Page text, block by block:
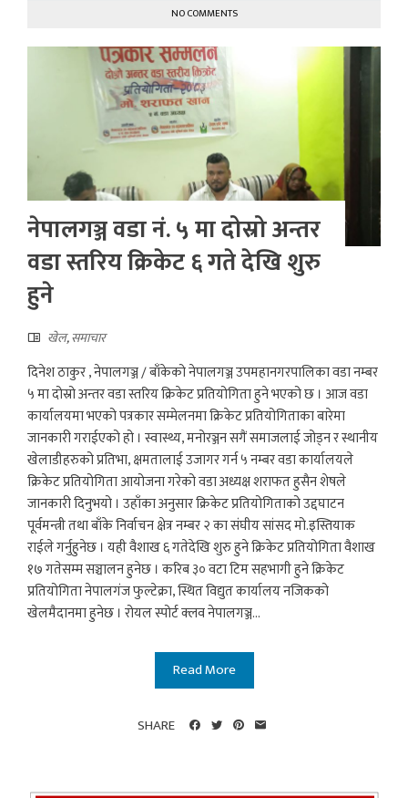
NO COMMENTS
नेपालगञ्ज वडा नं. ५ मा दोस्रो अन्तर
वडा स्तरिय क्रिकेट ६ गते देखि शुरु
हुने
खेल,समाचार
दिनेश ठाकुर , नेपालगञ्ज / बाँकेको नेपालगञ्ज उपमहानगरपालिका वडा नम्बर
५ मा दोस्रो अन्तर वडा स्तरिय क्रिकेट प्रतियोगिता हुने भएको छ । आज वडा
कार्यालयमा भएको पत्रकार सम्मेलनमा क्रिकेट प्रतियोगिताका बारेमा
जानकारी गराईएको हो । स्वास्थ्य, मनोरञ्जन सगैं समाजलाई जोड्न र स्थानीय
खेलाडीहरुको प्रतिभा, क्षमतालाई उजागर गर्न ५ नम्बर वडा कार्यालयले
क्रिकेट प्रतियोगिता आयोजना गरेको वडा अध्यक्ष शराफत हुसैन शेषले
जानकारी दिनुभयो । उहाँका अनुसार क्रिकेट प्रतियोगिताको उद्दघाटन
पूर्वमन्त्री तथा बाँके निर्वाचन क्षेत्र नम्बर २ का संघीय सांसद मो.इस्तियाक
राईले गर्नुहुनेछ । यही वैशाख ६ गतेदेखि शुरु हुने क्रिकेट प्रतियोगिता वैशाख
१७ गतेसम्म सञ्चालन हुनेछ । करिब ३० वटा टिम सहभागी हुने क्रिकेट
प्रतियोगिता नेपालगंज फुल्टेक्रा, स्थित विद्युत कार्यालय नजिकको
खेलमैदानमा हुनेछ । रोयल स्पोर्ट क्लव नेपालगञ्ज...
Read More
SHARE